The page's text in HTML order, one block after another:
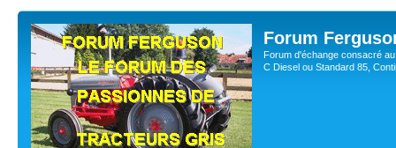
Forum
Forum d'échange consacré
C Diesel ou Standard 85,